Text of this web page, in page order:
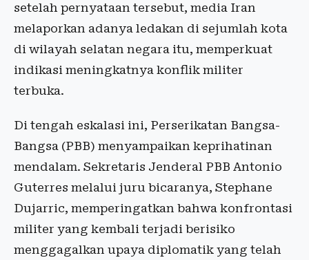
setelah pernyataan tersebut, media Iran
melaporkan adanya ledakan di sejumlah kota
di wilayah selatan negara itu, memperkuat
indikasi meningkatnya konflik militer
terbuka.
Di tengah eskalasi ini, Perserikatan Bangsa-
Bangsa (PBB) menyampaikan keprihatinan
mendalam. Sekretaris Jenderal PBB Antonio
Guterres melalui juru bicaranya, Stephane
Dujarric, memperingatkan bahwa konfrontasi
militer yang kembali terjadi berisiko
menggagalkan upaya diplomatik yang telah